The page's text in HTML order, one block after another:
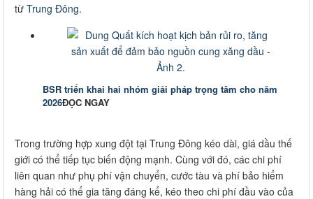
từ Trung Đông.
BSR triển khai hai nhóm giải pháp trọng tâm cho năm
2026ĐỌC NGAY
Trong trường hợp xung đột tại Trung Đông kéo dài, giá dầu thế
giới có thể tiếp tục biến động mạnh. Cùng với đó, các chi phí
liên quan như phụ phí vận chuyển, cước tàu và phí bảo hiểm
hàng hải có thể gia tăng đáng kể, kéo theo chi phí đầu vào của